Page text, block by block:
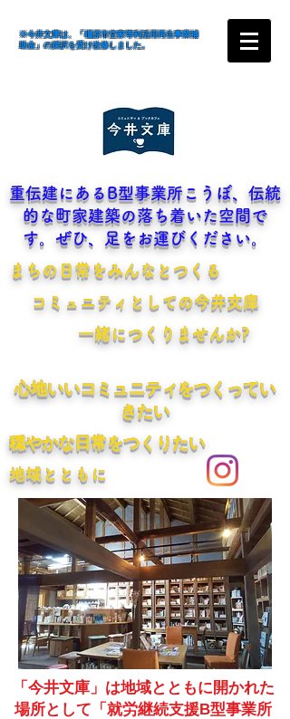
※今井文庫は、「橿原市空家等利活用再生事業補
助金」の採択を受け改修しました。
​重伝建にあるB型事業所こうぼ、伝統
的な町家建築の落ち着いた空間で
す。ぜひ、足をお運びください。
​まちの日常をみんなとつくる
​コミュニティとしての今井文庫
一緒につくりませんか?
​心地いいコミュニティをつくってい
きたい​
​穏やかな日常をつくりたい
​地域とともに
「今井文庫」は地域とともに開かれた
場所として 「就労継続支援B型事業所